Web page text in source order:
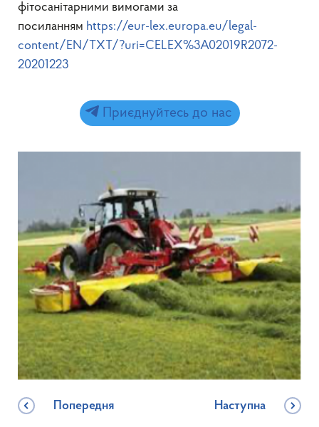
фітосанітарними вимогами за
посиланням https://eur-lex.europa.eu/legal-
content/EN/TXT/?uri=CELEX%3A02019R2072-
20201223
Приєднуйтесь до нас
Попередня Наступна